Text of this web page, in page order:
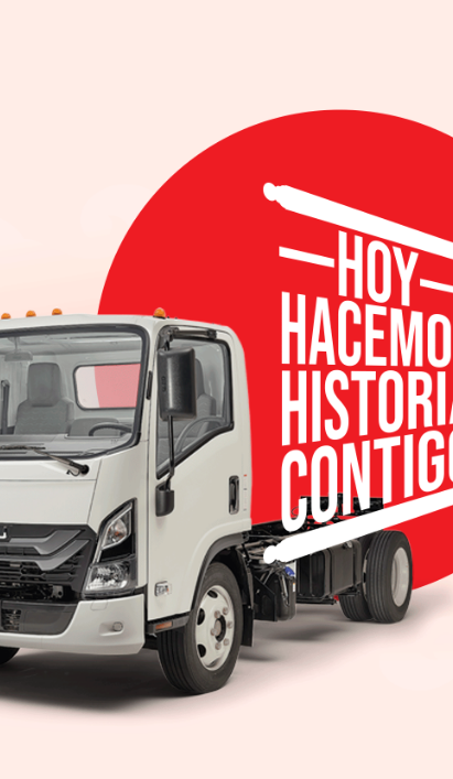
de clientes debido a la
en nuestras ventas. Esto refuerza
por este camino”. Agregó Cattori
octubre desde su lanzamiento con 40
Romeo MiTo y Alfa Romeo Giulietta
octubre las ventas de Chrysler fueron de
de 42% comparado con octubre de 2015.
mejor mes en ventas en su historia. Las
con el año anterior.
con Cinco Estrellas en Seguridad
Unidos (NHTSA, por sus siglas en inglés).
versus 2015. Las ventas de Fiat Palio
40%; ambas registraron el mejor octubre
tendencia en ventas.